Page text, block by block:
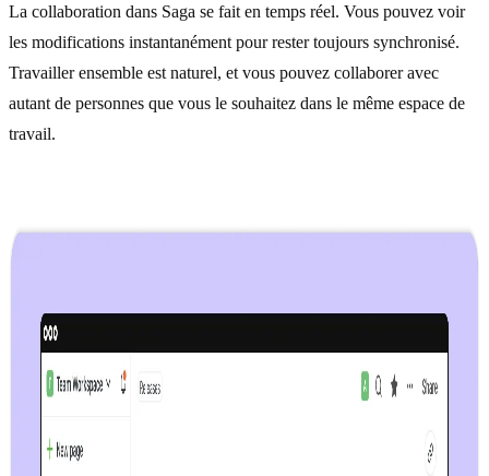
La collaboration dans Saga se fait en temps réel. Vous pouvez voir
les modifications instantanément pour rester toujours synchronisé.
Travailler ensemble est naturel, et vous pouvez collaborer avec
autant de personnes que vous le souhaitez dans le même espace de
travail.